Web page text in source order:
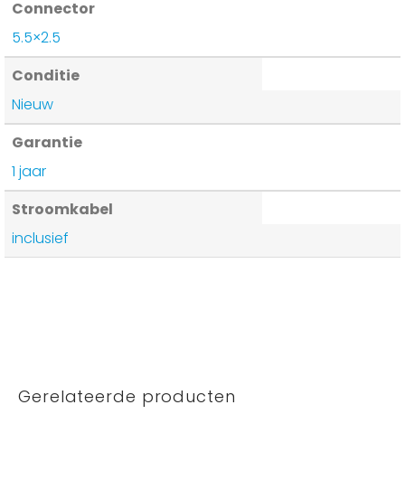
Connector
5.5×2.5
Conditie
Nieuw
Garantie
1 jaar
Stroomkabel
inclusief
Gerelateerde producten